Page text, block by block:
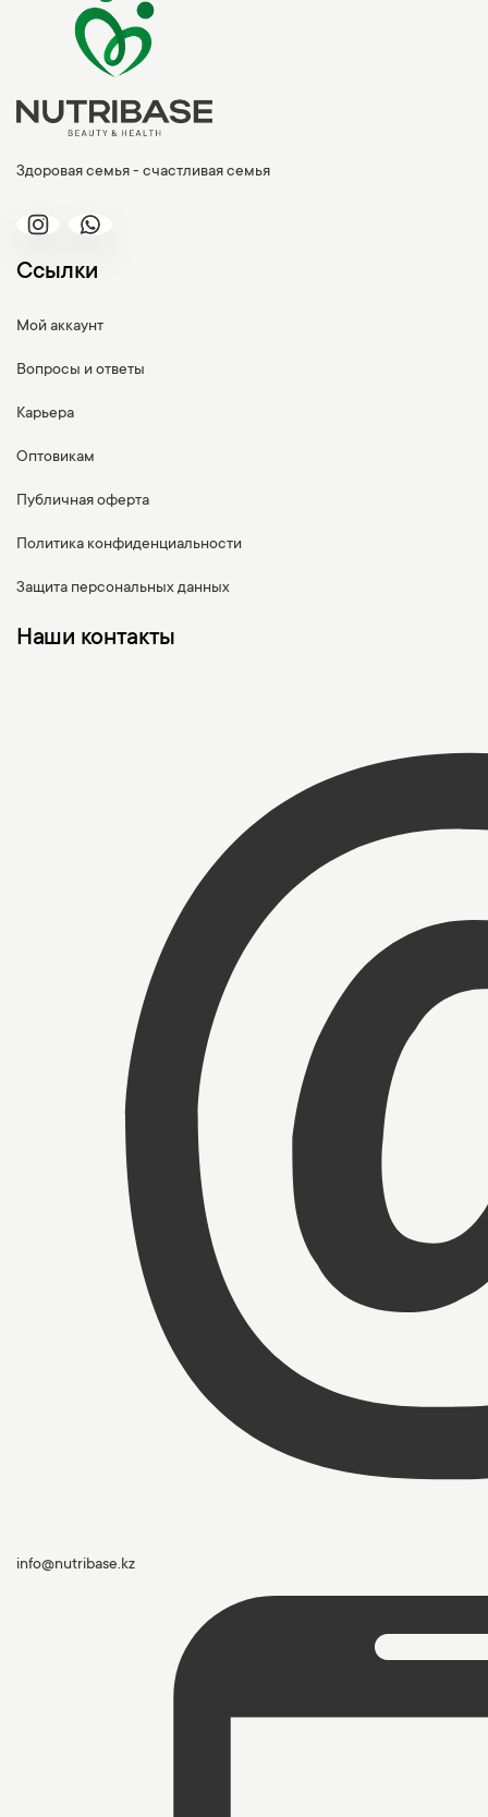
Здоровая семья - счастливая семья
Ссылки
Мой аккаунт
Вопросы и ответы
Карьера
Оптовикам
Публичная оферта
Политика конфиденциальности
Защита персональных данных
Наши контакты
info@nutribase.kz